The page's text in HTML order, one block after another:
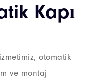
Kapı
otomatik
ve montaj